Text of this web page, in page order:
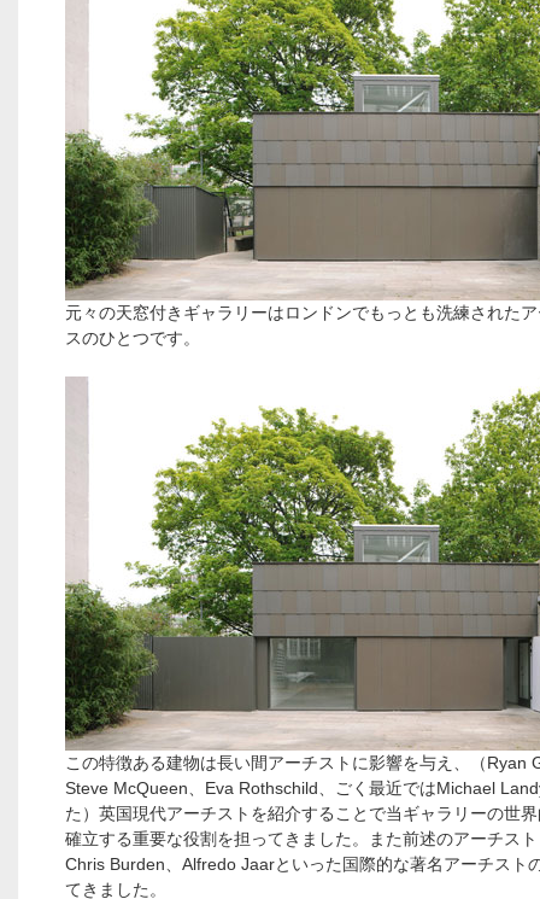
元々の天窓付きギャラリーはロンドンでもっとも洗練された
スのひとつです。
この特徴ある建物は長い間アーチストに影響を与え、（Ryan
Steve McQueen、Eva Rothschild、ごく最近ではMichael
た）英国現代アーチストを紹介することで当ギャラリーの世
確立する重要な役割を担ってきました。また前述のアーチス
Chris Burden、Alfredo Jaarといった国際的な著名アーチスト
てきました。